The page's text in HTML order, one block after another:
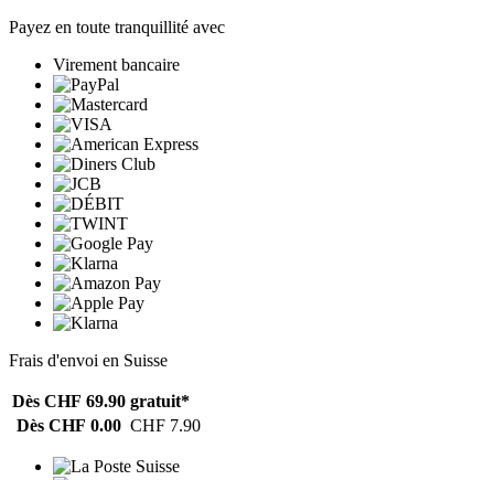
Payez en toute tranquillité avec
Virement bancaire
Frais d'envoi en Suisse
Dès CHF 69.90 gratuit*
Dès CHF 0.00 CHF 7.90